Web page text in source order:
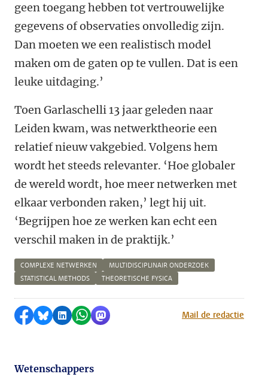
geen toegang hebben tot vertrouwelijke
gegevens of observaties onvolledig zijn.
Dan moeten we een realistisch model
maken om de gaten op te vullen. Dat is een
leuke uitdaging.’
Toen Garlaschelli 13 jaar geleden naar
Leiden kwam, was netwerktheorie een
relatief nieuw vakgebied. Volgens hem
wordt het steeds relevanter. ‘Hoe globaler
de wereld wordt, hoe meer netwerken met
elkaar verbonden raken,’ legt hij uit.
‘Begrijpen hoe ze werken kan echt een
verschil maken in de praktijk.’
COMPLEXE NETWERKEN
MULTIDISCIPLINAIR ONDERZOEK
STATISTICAL METHODS
THEORETISCHE FYSICA
Delen op Facebook
Delen via Bluesky
Delen op LinkedIn
Delen via WhatsApp
Delen via MastodonMail de redactie
Wetenschappers